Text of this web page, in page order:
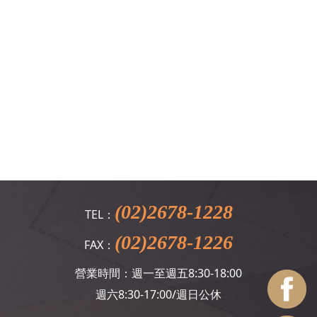
TEL： (02)2678-1228
FAX： (02)2678-1226
營業時間：週一至週五8:30-18:00
週六8:30-17:00/週日公休